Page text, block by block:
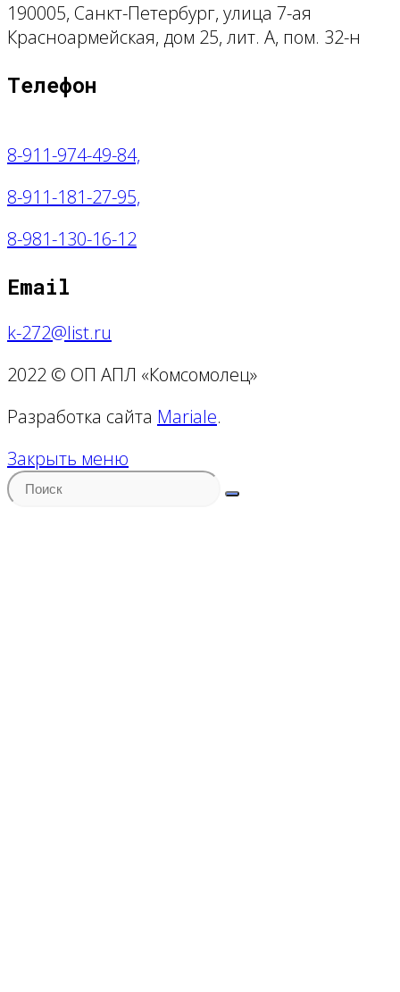
190005, Санкт-Петербург, улица 7-ая
Красноармейская, дом 25, лит. А, пом. 32-н
Телефон
8-911-974-49-84,
8-911-181-27-95,
8-981-130-16-12
Email
k-272@list.ru
2022 © ОП АПЛ «Комсомолец»
Разработка сайта Mariale.
Закрыть меню